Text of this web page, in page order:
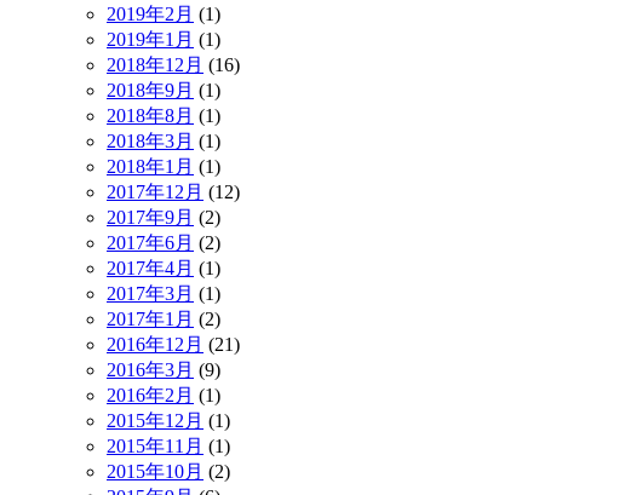
2019年2月 (1)
2019年1月 (1)
2018年12月 (16)
2018年9月 (1)
2018年8月 (1)
2018年3月 (1)
2018年1月 (1)
2017年12月 (12)
2017年9月 (2)
2017年6月 (2)
2017年4月 (1)
2017年3月 (1)
2017年1月 (2)
2016年12月 (21)
2016年3月 (9)
2016年2月 (1)
2015年12月 (1)
2015年11月 (1)
2015年10月 (2)